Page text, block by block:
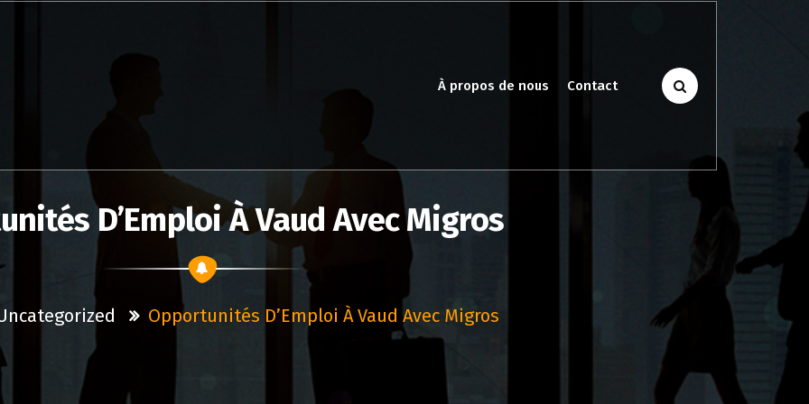
À propos de nous Contact
D’Emploi À Vaud Avec Migros
Opportunités D’Emploi À Vaud Avec Migros